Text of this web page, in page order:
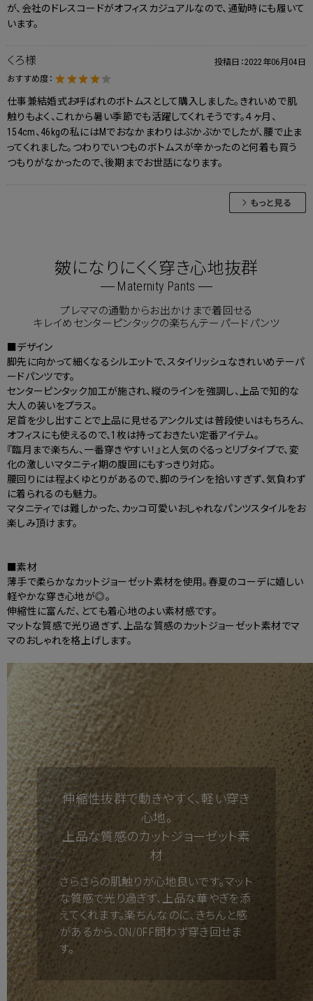
が、会社のドレスコードがオフィスカジュアルなので、通勤時にも履いて
います。
くろ様 投稿日：2022年06月04日
おすすめ度：
仕事兼結婚式お呼ばれのボトムスとして購入しました。きれいめで肌
触りもよく、これから暑い季節でも活躍してくれそうです。４ヶ月、
154cm、46kgの私にはMでおなかまわりはぶかぶかでしたが、腰で止ま
ってくれました。つわりでいつものボトムスが辛かったのと何着も買う
つもりがなかったので、後期までお世話になります。
皴になりにくく穿き心地抜群
Maternity Pants
プレママの通勤からお出かけまで着回せる
キレイめセンターピンタックの楽ちんテーパードパンツ
■デザイン
脚先に向かって細くなるシルエットで、スタイリッシュなきれいめテーパ
ードパンツです。
センターピンタック加工が施され、縦のラインを強調し、上品で知的な
大人の装いをプラス。
足首を少し出すことで上品に見せるアンクル丈は普段使いはもちろん、
オフィスにも使えるので、1枚は持っておきたい定番アイテム。
『臨月まで楽ちん、一番穿きやすい！』と人気のぐるっとリブタイプで、変
化の激しいマタニティ期の腹囲にもすっきり対応。
腰回りには程よくゆとりがあるので、脚のラインを拾いすぎず、気負わず
に着られるのも魅力。
マタニティでは難しかった、カッコ可愛いおしゃれなパンツスタイルをお
楽しみ頂けます。
■素材
薄手で柔らかなカットジョーゼット素材を使用。春夏のコーデに嬉しい
軽やかな穿き心地が◎。
伸縮性に富んだ、とても着心地のよい素材感です。
マットな質感で光り過ぎず、上品な質感のカットジョーゼット素材でマ
マのおしゃれを格上げします。
伸縮性抜群で動きやすく、軽い穿き
心地。
上品な質感のカットジョーゼット素
材
さらさらの肌触りが心地良いです。マット
な質感で光り過ぎず、上品な華やぎを添
えてくれます。楽ちんなのに、きちんと感
があるから、ON/OFF問わず穿き回せま
す。